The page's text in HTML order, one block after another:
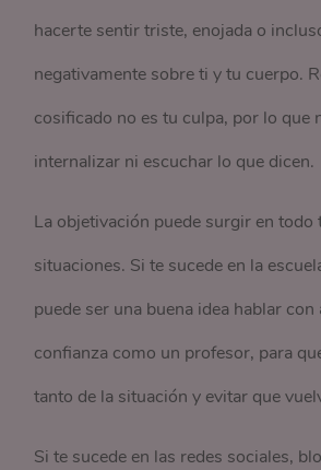
hacerte sentir triste, enojada o
negativamente sobre ti y tu cuerpo.
cosificado no es tu culpa, por lo que
internalizar ni escuchar lo que dicen.
La objetivación puede surgir en todo
situaciones. Si te sucede en la
puede ser una buena idea hablar con
confianza como un profesor, para
tanto de la situación y evitar que
Si te sucede en las redes sociales,